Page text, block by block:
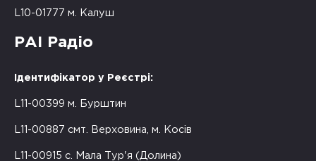
L10-01777 м. Калуш
РАІ Радіо
Ідентифікатор у Реєстрі:
L11-00399 м. Бурштин
L11-00887 смт. Верховина, м. Косів
L11-00915 с. Мала Тур'я (Долина)